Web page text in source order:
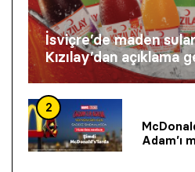
İsviçre’de maden
Kızılay’dan açıklama
2
Adam’ı